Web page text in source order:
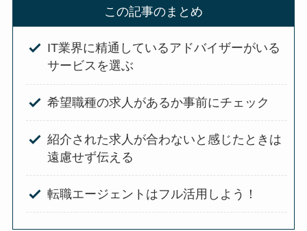
この記事のまとめ
IT業界に精通しているアドバイザーがいる
サービスを選ぶ
希望職種の求人があるか事前にチェック
紹介された求人が合わないと感じたときは
遠慮せず伝える
転職エージェントはフル活用しよう！